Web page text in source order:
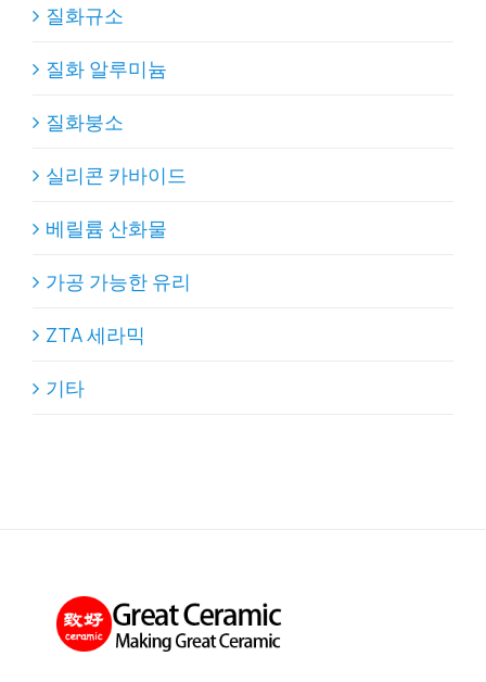
질화규소
질화 알루미늄
질화붕소
실리콘 카바이드
베릴륨 산화물
가공 가능한 유리
ZTA 세라믹
기타